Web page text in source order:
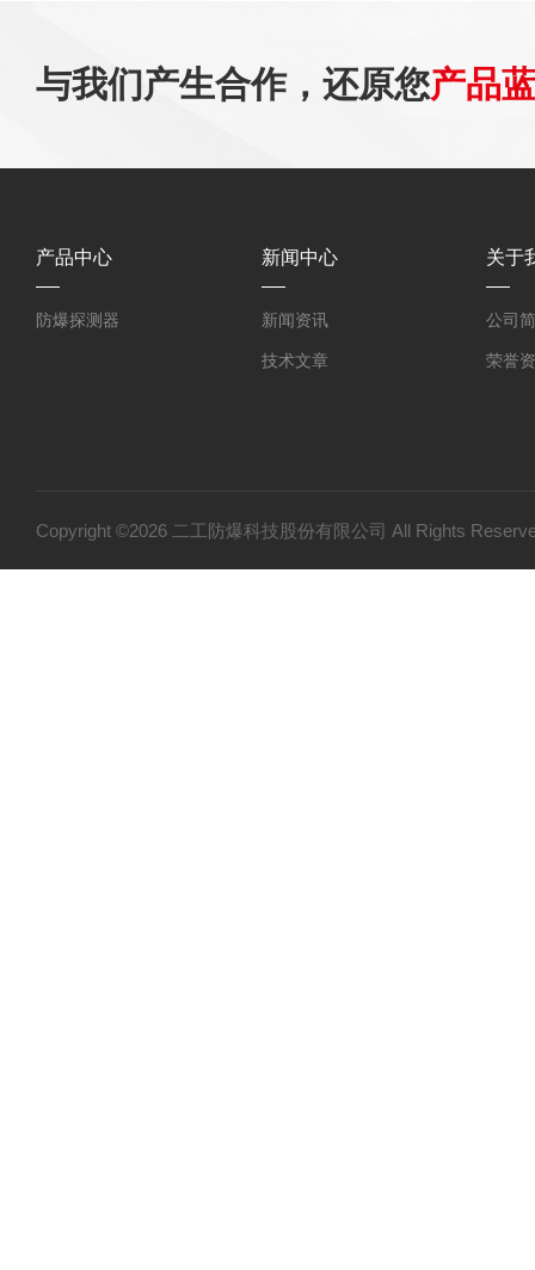
与我们产生合作，还原您产品
产品中心
防爆探测器
新闻中心
新闻资讯
技术文章
关于
公司
荣誉
Copyright ©2026 二工防爆科技股份有限公司 All Rights